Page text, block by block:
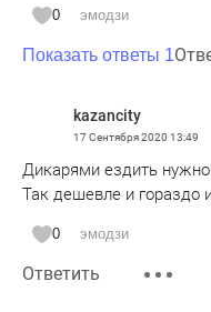
0 эмодзи
Показать ответы 1
kazancity
17 Сентября 2020 13:49
Дикарями ездить
Так дешевле и гораздо
0 эмодзи
Ответить